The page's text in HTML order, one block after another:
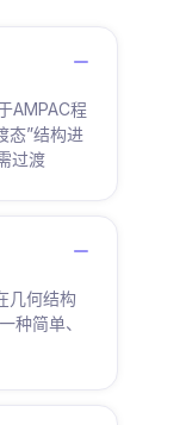
AMPAC程
态”结构进
过渡
几何结构
种简单、